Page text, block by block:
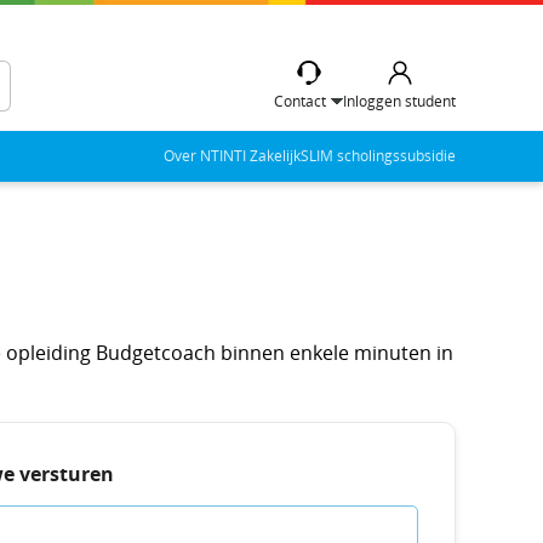
Contact Inloggen student
Over NTINTI ZakelijkSLIM scholingssubsidie
Budgetcoach binnen enkele minuten in
versturen